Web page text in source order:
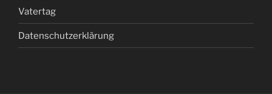
Vatertag
Datenschutzerklärung